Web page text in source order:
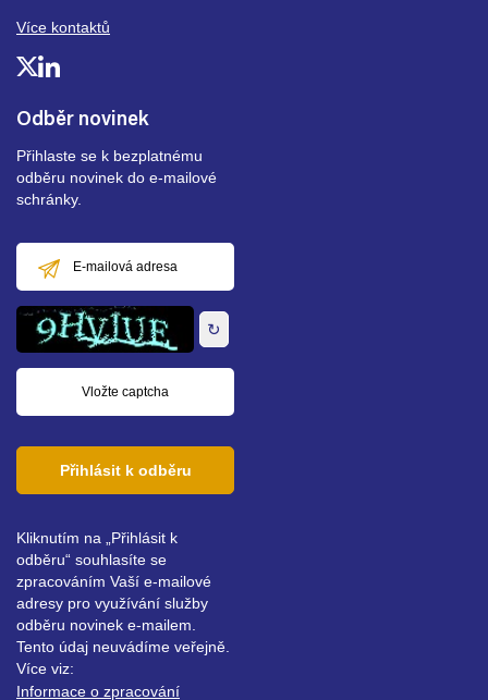
Odběr novinek
Přihlaste se k bezplatnému
odběru novinek do e-mailové
schránky.
mailová
adresa
↻
Přihlásit k odběru
Kliknutím na „Přihlásit k
odběru“ souhlasíte se
zpracováním Vaší e-mailové
adresy pro využívání služby
odběru novinek e-mailem.
Tento údaj neuvádíme veřejně.
Více viz:
Informace o zpracování
Více kontaktů